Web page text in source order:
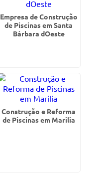
Empresa de Construção
de Piscinas em Santa
Bárbara dOeste
Construção e Reforma
de Piscinas em Marilia